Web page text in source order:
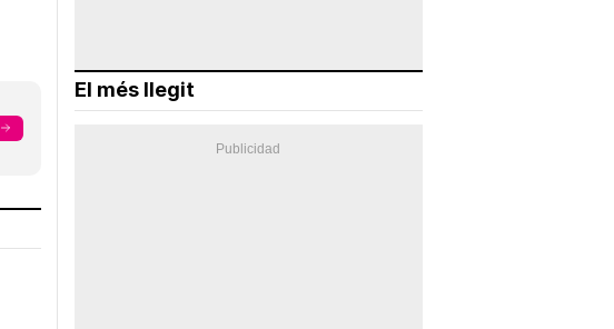
El més llegit